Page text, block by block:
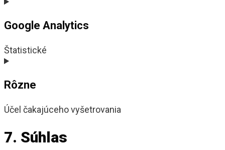
Google Analytics
Štatistické
Rôzne
Účel čakajúceho vyšetrovania
7. Súhlas